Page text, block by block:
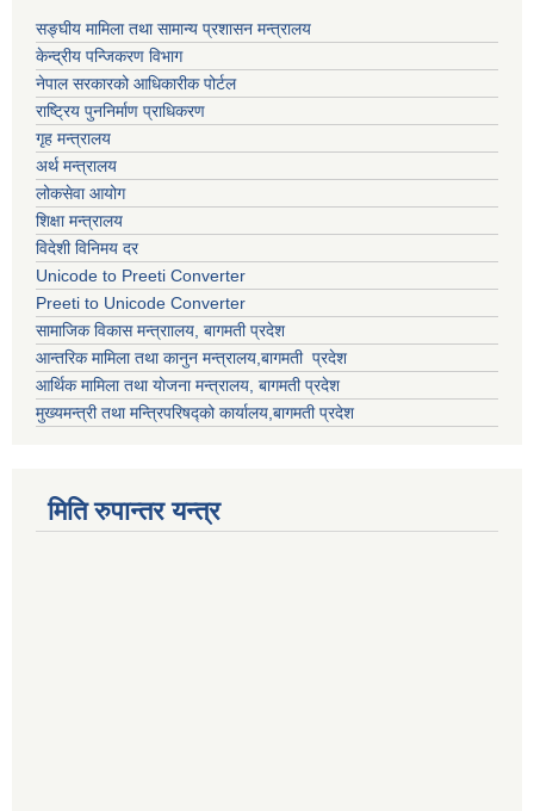
सङ्घीय मामिला तथा सामान्य प्रशासन मन्त्रालय
केन्द्रीय पन्जिकरण विभाग
नेपाल सरकारको आधिकारीक पोर्टल
राष्ट्रिय पुननिर्माण प्राधिकरण
गृह मन्त्रालय
अर्थ मन्त्रालय
लोकसेवा आयोग
शिक्षा मन्त्रालय
विदेशी विनिमय दर
Unicode to Preeti Converter
Preeti to Unicode Converter
सामाजिक विकास मन्त्राालय, बागमती प्रदेश
आन्तरिक मामिला तथा कानुन मन्त्रालय,बागमती प्रदेश
आर्थिक मामिला तथा योजना मन्त्रालय, बागमती प्रदेश
मुख्यमन्त्री तथा मन्त्रिपरिषद्को कार्यालय,बागमती प्रदेश
मिति रुपान्तर यन्त्र